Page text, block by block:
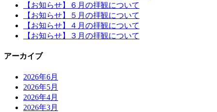
【お知らせ】６月の拝観について
【お知らせ】５月の拝観について
【お知らせ】４月の拝観について
【お知らせ】３月の拝観について
アーカイブ
2026年6月
2026年5月
2026年4月
2026年3月